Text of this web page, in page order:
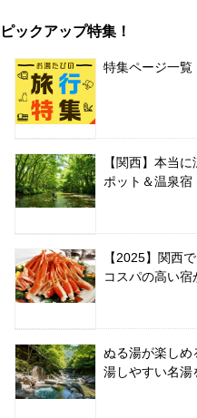
ピックアップ特集！
特集ページ一覧
【関西】本当
ポット＆温泉宿
【2025】関西
コスパの高い
ぬる湯が楽しめ
湯しやすい名湯